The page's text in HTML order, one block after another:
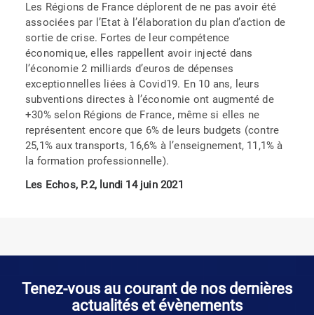
Les Régions de France déplorent de ne pas avoir été
associées par l’Etat à l’élaboration du plan d’action de
sortie de crise. Fortes de leur compétence
économique, elles rappellent avoir injecté dans
l’économie 2 milliards d’euros de dépenses
exceptionnelles liées à Covid19. En 10 ans, leurs
subventions directes à l’économie ont augmenté de
+30% selon Régions de France, même si elles ne
représentent encore que 6% de leurs budgets (contre
25,1% aux transports, 16,6% à l’enseignement, 11,1% à
la formation professionnelle).
Les Echos, P.2, lundi 14 juin 2021
Tenez-vous au courant de nos dernières
actualités et évènements